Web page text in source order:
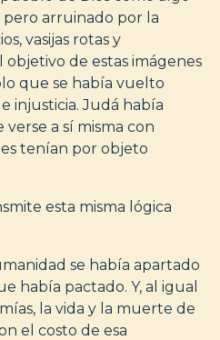
pero arruinado por la
vasijas rotas y
de estas imágenes
que se había vuelto
injusticia. Judá había
a sí misma con
tenían por objeto
esta misma lógica
se había apartado
había pactado. Y, al igual
la vida y la muerte de
el costo de esa